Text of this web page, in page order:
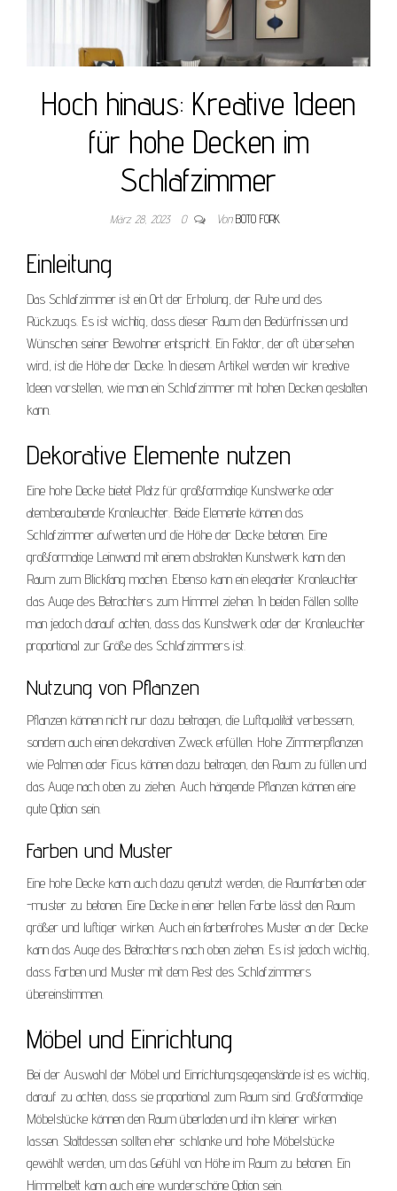
Hoch hinaus: Kreative Ideen
für hohe Decken im
Schlafzimmer
März 28, 2023 0 Von BOTO FORK
Einleitung
Das Schlafzimmer ist ein Ort der Erholung, der Ruhe und des
Rückzugs. Es ist wichtig, dass dieser Raum den Bedürfnissen und
Wünschen seiner Bewohner entspricht. Ein Faktor, der oft übersehen
wird, ist die Höhe der Decke. In diesem Artikel werden wir kreative
Ideen vorstellen, wie man ein Schlafzimmer mit hohen Decken gestalten
kann.
Dekorative Elemente nutzen
Eine hohe Decke bietet Platz für großformatige Kunstwerke oder
atemberaubende Kronleuchter. Beide Elemente können das
Schlafzimmer aufwerten und die Höhe der Decke betonen. Eine
großformatige Leinwand mit einem abstrakten Kunstwerk kann den
Raum zum Blickfang machen. Ebenso kann ein eleganter Kronleuchter
das Auge des Betrachters zum Himmel ziehen. In beiden Fällen sollte
man jedoch darauf achten, dass das Kunstwerk oder der Kronleuchter
proportional zur Größe des Schlafzimmers ist.
Nutzung von Pflanzen
Pflanzen können nicht nur dazu beitragen, die Luftqualität verbessern,
sondern auch einen dekorativen Zweck erfüllen. Hohe Zimmerpflanzen
wie Palmen oder Ficus können dazu beitragen, den Raum zu füllen und
das Auge nach oben zu ziehen. Auch hängende Pflanzen können eine
gute Option sein.
Farben und Muster
Eine hohe Decke kann auch dazu genutzt werden, die Raumfarben oder
-muster zu betonen. Eine Decke in einer hellen Farbe lässt den Raum
größer und luftiger wirken. Auch ein farbenfrohes Muster an der Decke
kann das Auge des Betrachters nach oben ziehen. Es ist jedoch wichtig,
dass Farben und Muster mit dem Rest des Schlafzimmers
übereinstimmen.
Möbel und Einrichtung
Bei der Auswahl der Möbel und Einrichtungsgegenstände ist es wichtig,
darauf zu achten, dass sie proportional zum Raum sind. Großformatige
Möbelstücke können den Raum überladen und ihn kleiner wirken
lassen. Stattdessen sollten eher schlanke und hohe Möbelstücke
gewählt werden, um das Gefühl von Höhe im Raum zu betonen. Ein
Himmelbett kann auch eine wunderschöne Option sein.